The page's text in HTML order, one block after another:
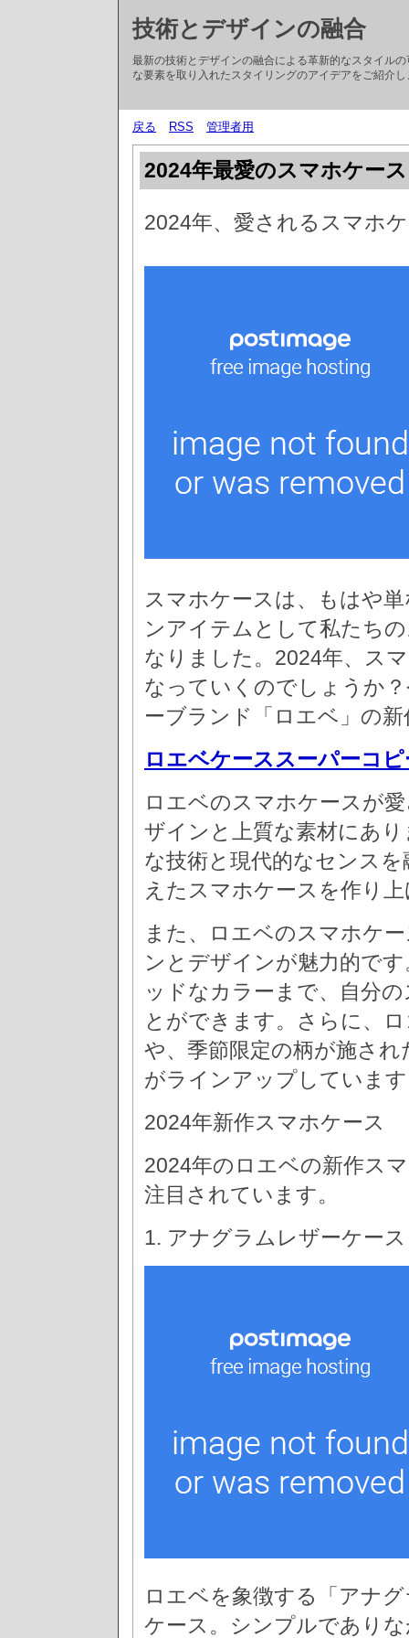
技術とデザインの融合
最新の技術とデザインの融合による革新的なスタイル
な要素を取り入れたスタイリングのアイデアをご紹介し
戻る RSS 管理者用
2024年最愛のスマホケー
2024年、愛されるスマホ
スマホケースは、もはや
ンアイテムとして私たち
なりました。2024年、ス
なっていくのでしょうか
ーブランド「ロエベ」の
ロエベケーススーパーコピ
ロエベのスマホケースが
ザインと上質な素材にあ
な技術と現代的なセンス
えたスマホケースを作り
また、ロエベのスマホケ
ンとデザインが魅力的で
ッドなカラーまで、自分
とができます。さらに、
や、季節限定の柄が施さ
がラインアップしていま
2024年新作スマホケース
2024年のロエベの新作ス
注目されています。
1. アナグラムレザーケース
ロエベを象徴する「アナ
ケース。シンプルであり